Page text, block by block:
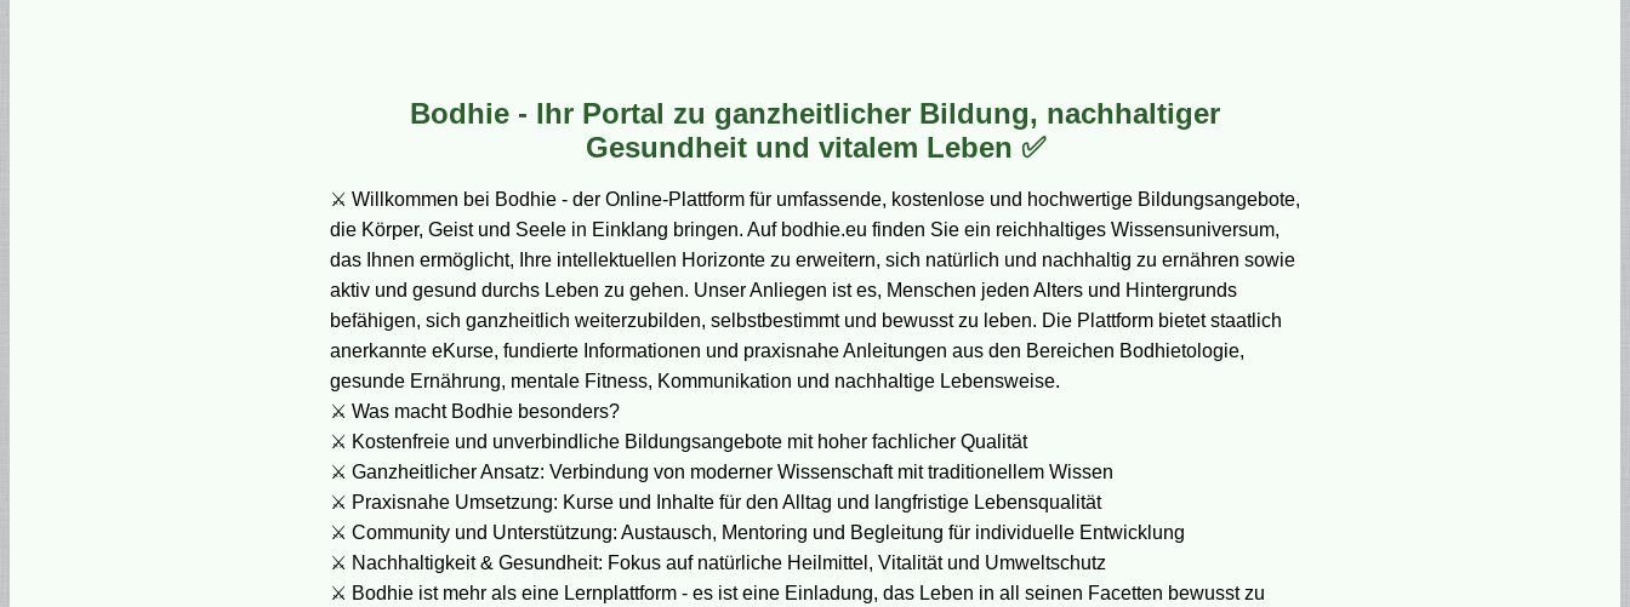
Bodhie - Ihr Portal zu ganzheitlicher Bildung, nachhaltiger
Gesundheit und vitalem Leben ✅
⚔ Willkommen bei Bodhie - der Online-Plattform für umfassende, kostenlose und hochwertige Bildungsangebote,
die Körper, Geist und Seele in Einklang bringen. Auf bodhie.eu finden Sie ein reichhaltiges Wissensuniversum,
das Ihnen ermöglicht, Ihre intellektuellen Horizonte zu erweitern, sich natürlich und nachhaltig zu ernähren sowie
aktiv und gesund durchs Leben zu gehen. Unser Anliegen ist es, Menschen jeden Alters und Hintergrunds
befähigen, sich ganzheitlich weiterzubilden, selbstbestimmt und bewusst zu leben. Die Plattform bietet staatlich
anerkannte eKurse, fundierte Informationen und praxisnahe Anleitungen aus den Bereichen Bodhietologie,
gesunde Ernährung, mentale Fitness, Kommunikation und nachhaltige Lebensweise.
⚔ Was macht Bodhie besonders?
⚔ Kostenfreie und unverbindliche Bildungsangebote mit hoher fachlicher Qualität
⚔ Ganzheitlicher Ansatz: Verbindung von moderner Wissenschaft mit traditionellem Wissen
⚔ Praxisnahe Umsetzung: Kurse und Inhalte für den Alltag und langfristige Lebensqualität
⚔ Community und Unterstützung: Austausch, Mentoring und Begleitung für individuelle Entwicklung
⚔ Nachhaltigkeit & Gesundheit: Fokus auf natürliche Heilmittel, Vitalität und Umweltschutz
⚔ Bodhie ist mehr als eine Lernplattform - es ist eine Einladung, das Leben in all seinen Facetten bewusst zu